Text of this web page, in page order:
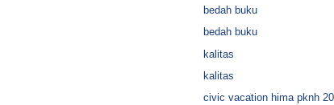
bedah buku
bedah buku
kalitas
kalitas
civic vacation hima pknh